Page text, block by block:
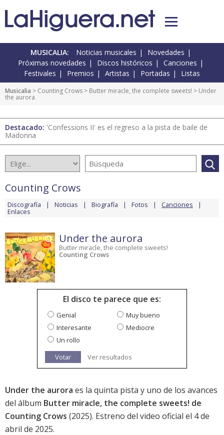
MUSICALIA: Noticias musicales
Novedades
Próximas novedades
Discos históricos
Canciones
Festivales
Premios Artistas Portadas Listas
Musicalia > Counting Crows > Butter miracle, the complete sweets! > Under
the aurora
Destacado: 'Confessions II' es el regreso a la pista de baile de
Madonna
Counting Crows
Discografía Noticias Biografía Fotos Canciones
Enlaces
Under the aurora
Butter miracle, the complete sweets!
Counting Crows
El disco te parece que es:
Genial
Muy bueno
Interesante
Mediocre
Un rollo
Votar
Ver resultados
Under the aurora es la quinta pista y uno de los avances
del álbum Butter miracle, the complete sweets! de
Counting Crows (2025). Estreno del video oficial el 4 de
abril de 2025.